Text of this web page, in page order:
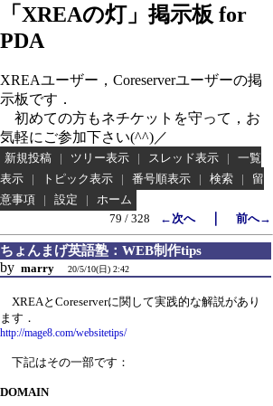
「XREAの灯」掲示板 for
PDA
XREAユーザー，Coreserverユーザーの掲
示板です．
初めての方もネチケットを守って，お
気軽にご参加下さい(^^)／
新規投稿 | ツリー表示 | スレッド表示 |
一覧
表示
| トピック表示 | 番号順表示 | 検索 |
留
意事項
| 設定 |
ホーム
79 / 328
←次へ｜ 前へ→
ちょんまげ英語塾：WEB制作tips
by marry 20/5/10(日) 2:42
XREAとCoreserverに関して実践的な解説があり
ます．
http://mage8.com/websitetips/
下記はその一部です：
DOMAIN